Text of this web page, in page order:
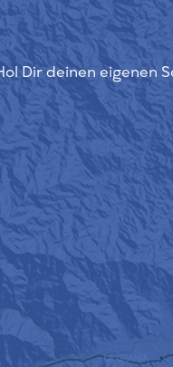
Dir deinen eigenen